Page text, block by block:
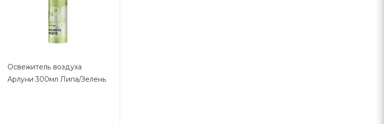
Освежитель воздуха
Арлуни 300мл Липа/Зелень